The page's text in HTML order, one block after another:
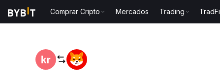
Comprar Cripto Mercados Trading TradFi